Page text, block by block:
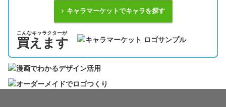
キャラマーケットでキャラを探す
こんなキャラクターが
買えます